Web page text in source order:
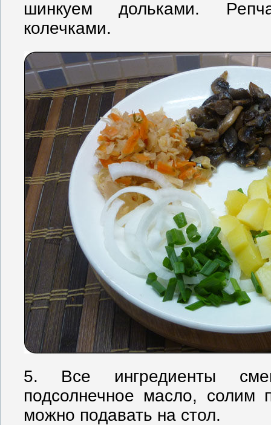
шинкуем дольками.
колечками.
5. Все ингредиенты
подсолнечное масло, солим
можно подавать на стол.